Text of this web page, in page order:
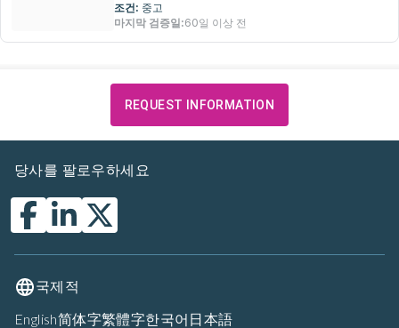
조건: 중고
마지막 검증일:60일 이상 전
REQUEST INFORMATION
당사를 팔로우하세요
국제적
English简体字繁體字한국어 日本語